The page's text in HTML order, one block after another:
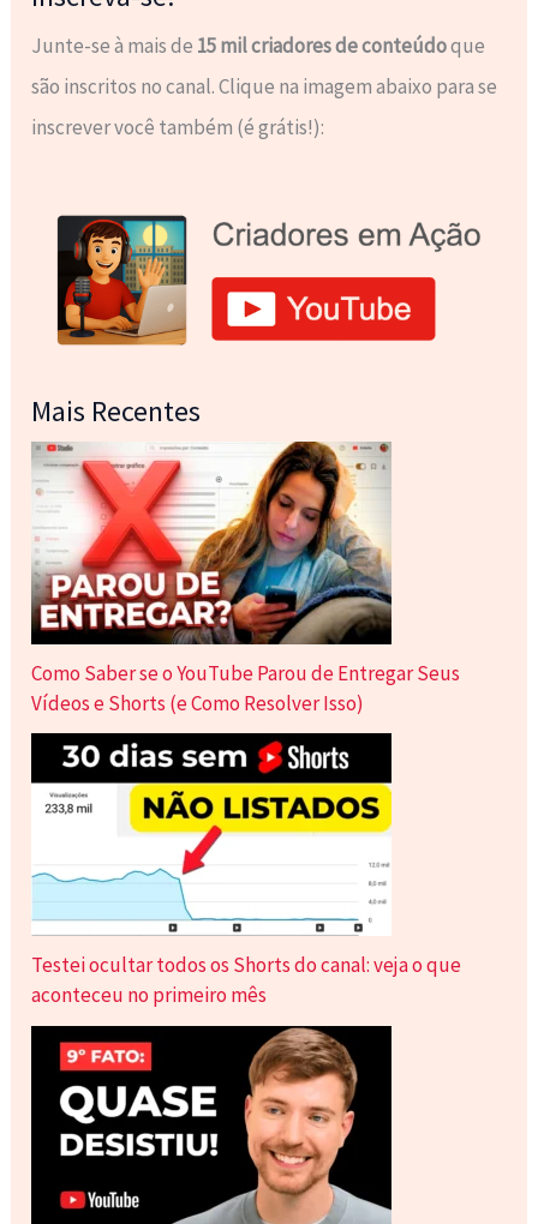
Junte-se à mais de 15 mil criadores de conteúdoque
são inscritos no canal. Clique na imagem abaixo para se
inscrever você também (é grátis!):
Mais Recentes
Como Saber se o YouTube Parou de Entregar Seus
Vídeos e Shorts (e Como Resolver Isso)
Testei ocultar todos os Shorts do canal: veja o que
aconteceu no primeiro mês